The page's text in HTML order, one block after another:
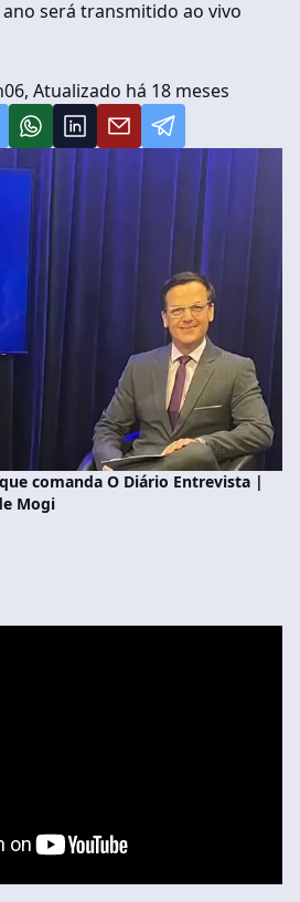
será transmitido ao vivo
Atualizado há 18 meses
comanda O Diário Entrevista |
Mogi